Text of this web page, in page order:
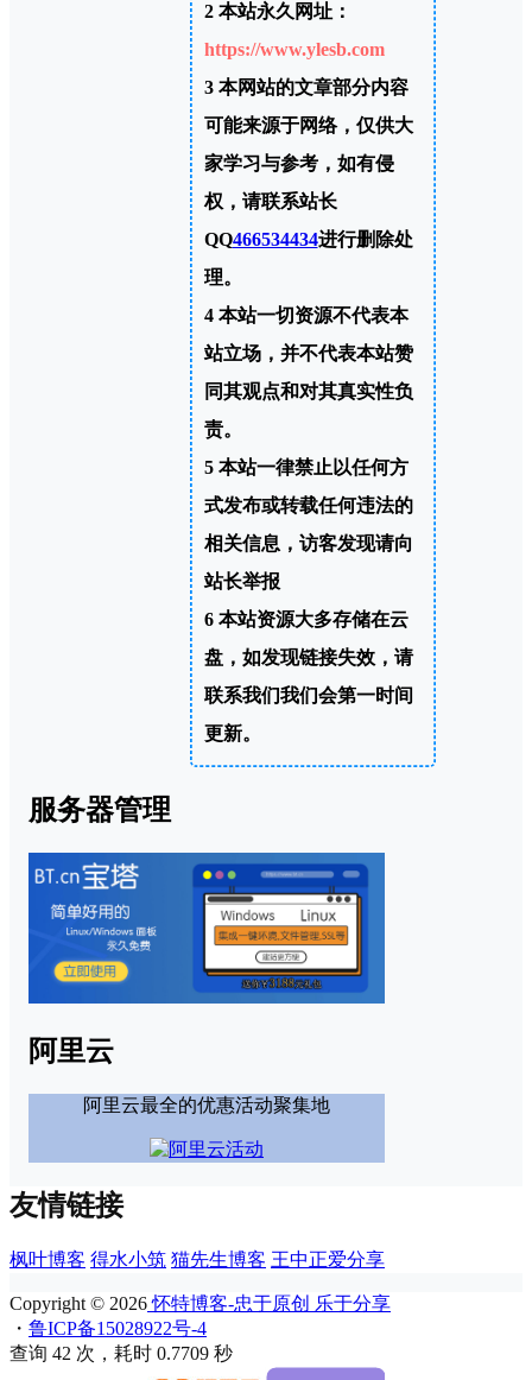
2本站永久网址：
https://www.ylesb.com
3本网站的文章部分内容
可能来源于网络，仅供大
家学习与参考，如有侵
权，请联系站长
QQ466534434进行删除处
理。
4本站一切资源不代表本
站立场，并不代表本站赞
同其观点和对其真实性负
责。
5本站一律禁止以任何方
式发布或转载任何违法的
相关信息，访客发现请向
站长举报
6本站资源大多存储在云
盘，如发现链接失效，请
联系我们我们会第一时间
更新。
服务器管理
阿里云
阿里云最全的优惠活动聚集地
友情链接
枫叶博客 得水小筑 猫先生博客 王中正爱分享
Copyright © 2026怀特博客-忠于原创 乐于分享
・ 鲁ICP备15028922号-4
查询 42 次，耗时 0.7709 秒